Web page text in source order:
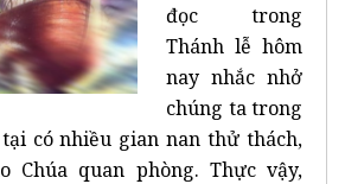
đọc trong
Thánh lễ hôm
nay nhắc nhở
chúng ta trong
có nhiều gian nan thử thách,
Chúa quan phòng. Thực vậy,